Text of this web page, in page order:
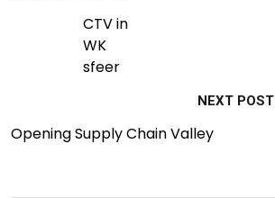
CTV in
WK
sfeer
NEXT POST
Opening Supply Chain Valley